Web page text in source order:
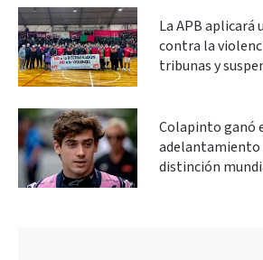
La APB
contra la
tribunas y
Colapinto ganó
adelantamiento
distinción